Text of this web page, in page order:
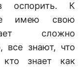
оспорить. К
имею свою
сложно
все знают, что
знает как